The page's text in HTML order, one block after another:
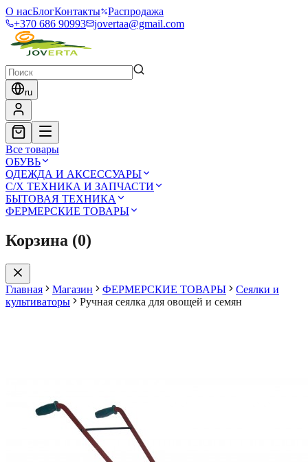
О насБлогКонтакты
Распродажа
+370 686 90993
jovertaa@gmail.com
ru
Все товары
ОБУВЬ
ОДЕЖДА И АКСЕССУАРЫ
С/Х ТЕХНИКА И ЗАПЧАСТИ
БЫТОВАЯ ТЕХНИКА
ФЕРМЕРСКИЕ ТОВАРЫ
Корзина (0)
Главная Магазин ФЕРМЕРСКИЕ ТОВАРЫ
Сеялки и
культиваторы
Ручная сеялка для овощей и семян